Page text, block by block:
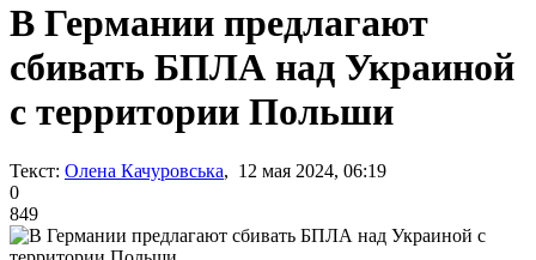
В Германии предлагают
сбивать БПЛА над Украиной
с территории Польши
Текст: Олена Качуровська, 12 мая 2024, 06:19
0
849